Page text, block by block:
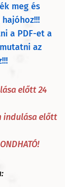
meg és
a PDF-et a
az
előtt 24
indulása előtt